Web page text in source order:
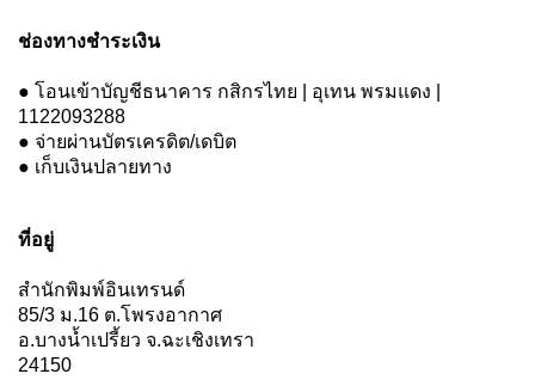
ช่องทางชำระเงิน
● โอนเข้าบัญชีธนาคาร กสิกรไทย | อุเทน พรมแดง |
1122093288
● จ่ายผ่านบัตรเครดิต/เดบิต
● เก็บเงินปลายทาง
ที่อยู่
สำนักพิมพ์อินเทรนด์
85/3 ม.16 ต.โพรงอากาศ
อ.บางน้ำเปรี้ยว จ.ฉะเชิงเทรา
24150